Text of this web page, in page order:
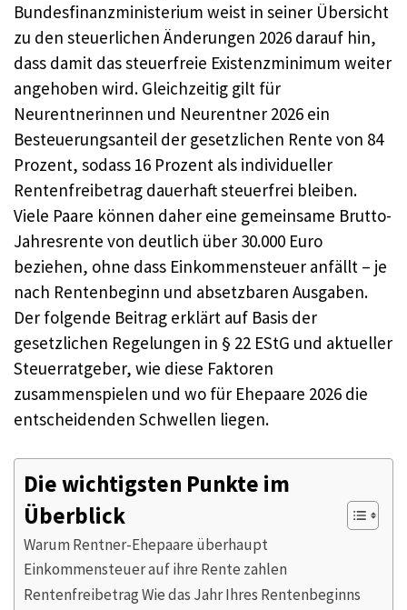
Bundesfinanzministerium weist in seiner Übersicht
zu den steuerlichen Änderungen 2026 darauf hin,
dass damit das steuerfreie Existenzminimum weiter
angehoben wird. Gleichzeitig gilt für
Neurentnerinnen und Neurentner 2026 ein
Besteuerungsanteil der gesetzlichen Rente von 84
Prozent, sodass 16 Prozent als individueller
Rentenfreibetrag dauerhaft steuerfrei bleiben.
Viele Paare können daher eine gemeinsame Brutto-
Jahresrente von deutlich über 30.000 Euro
beziehen, ohne dass Einkommensteuer anfällt – je
nach Rentenbeginn und absetzbaren Ausgaben.
Der folgende Beitrag erklärt auf Basis der
gesetzlichen Regelungen in § 22 EStG und aktueller
Steuerratgeber, wie diese Faktoren
zusammenspielen und wo für Ehepaare 2026 die
entscheidenden Schwellen liegen.
Die wichtigsten Punkte im
Überblick
Warum Rentner-Ehepaare überhaupt
Einkommensteuer auf ihre Rente zahlen
Rentenfreibetrag Wie das Jahr Ihres Rentenbeginns